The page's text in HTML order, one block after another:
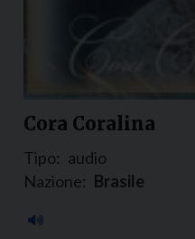
Cora Coralina
Tipo: audio
Nazione: Brasile